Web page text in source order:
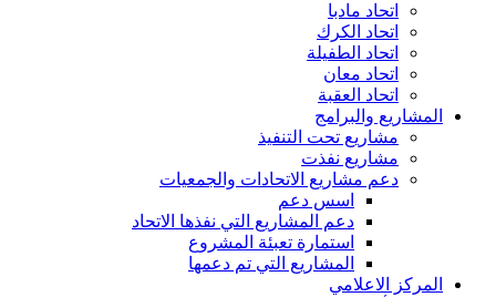
اتحاد مادبا
اتحاد الكرك
اتحاد الطفيلة
اتحاد معان
اتحاد العقبة
المشاريع والبرامج
مشاريع تحت التنفيذ
مشاريع نفذت
دعم مشاريع الاتحادات والجمعيات
اسس دعم
دعم المشاريع التي نفذها الاتحاد
استمارة تعبئة المشروع
المشاريع التي تم دعمها
المركز الاعلامي